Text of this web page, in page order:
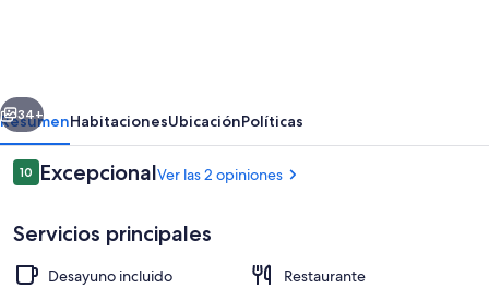
Sebastiana
Siguiente
34+
ResumenHabitacionesUbicaciónPolíticas
Opiniones
1010 de 10,
ExcepcionalVer las 2 opiniones
Servicios principales
Desayuno incluido
Restaurante